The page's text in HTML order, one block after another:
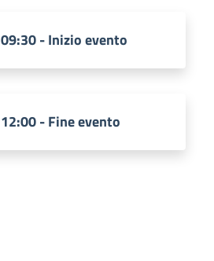
09:30 - Inizio evento
12:00 - Fine evento